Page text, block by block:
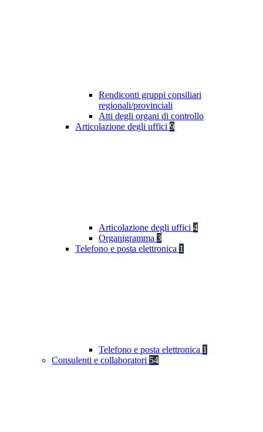
Rendiconti gruppi consiliari
regionali/provinciali
Atti degli organi di controllo
Articolazione degli uffici 9
Articolazione degli uffici 4
Organigramma 3
Telefono e posta elettronica 1
Telefono e posta elettronica 1
Consulenti e collaboratori 54